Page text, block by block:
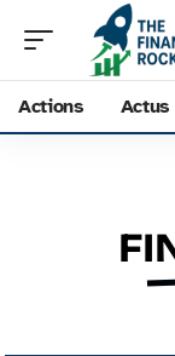
Actions Actus